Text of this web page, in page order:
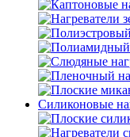
Силиконовые